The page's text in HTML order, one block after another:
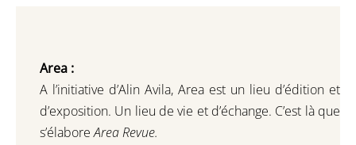
Area :
A l’initiative d’Alin Avila, Area est un lieu d’édition et
d’exposition. Un lieu de vie et d’échange. C’est là que
s’élaboreArea Revue.